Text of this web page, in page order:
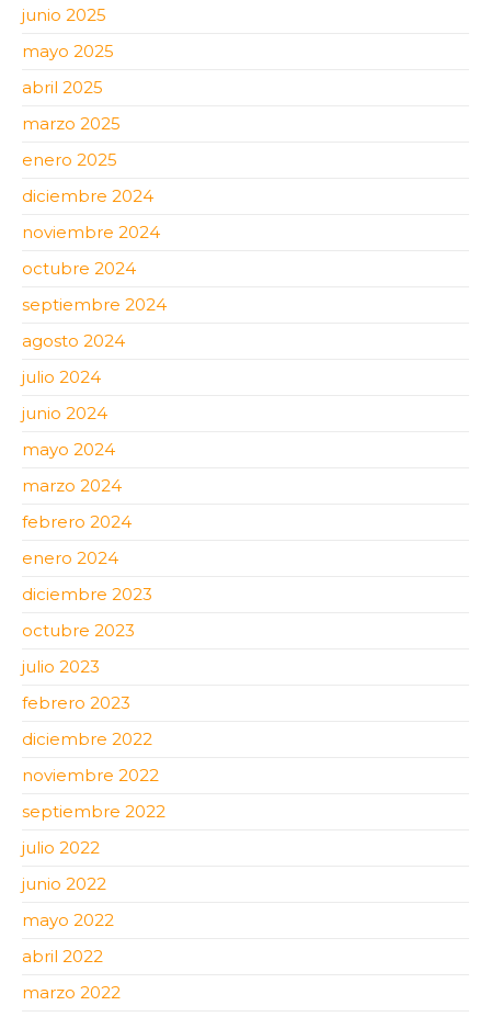
junio 2025
mayo 2025
abril 2025
marzo 2025
enero 2025
diciembre 2024
noviembre 2024
octubre 2024
septiembre 2024
agosto 2024
julio 2024
junio 2024
mayo 2024
marzo 2024
febrero 2024
enero 2024
diciembre 2023
octubre 2023
julio 2023
febrero 2023
diciembre 2022
noviembre 2022
septiembre 2022
julio 2022
junio 2022
mayo 2022
abril 2022
marzo 2022